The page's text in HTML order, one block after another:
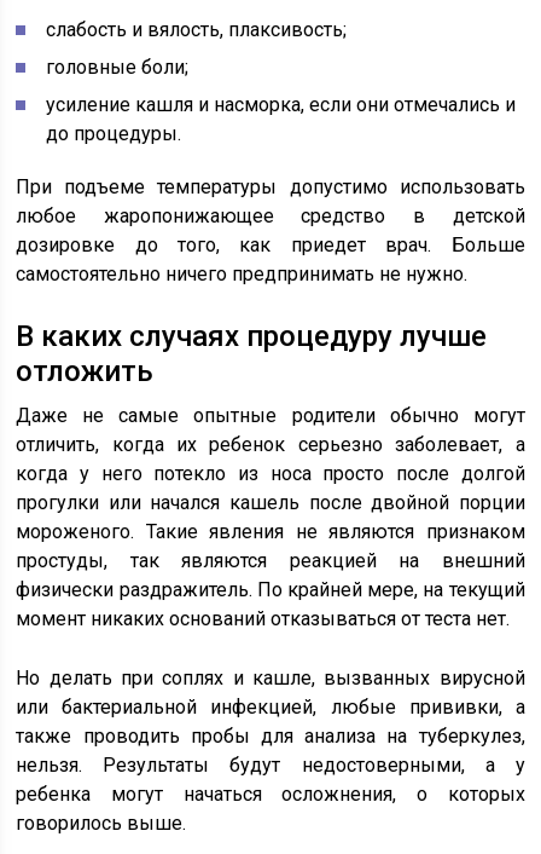
слабость и вялость, плаксивость;
головные боли;
усиление кашля и насморка, если они отмечались и
до процедуры.
При подъеме температуры допустимо использовать
любое жаропонижающее средство в детской
дозировке до того, как приедет врач. Больше
самостоятельно ничего предпринимать не нужно.
В каких случаях процедуру лучше
отложить
Даже не самые опытные родители обычно могут
отличить, когда их ребенок серьезно заболевает, а
когда у него потекло из носа просто после долгой
прогулки или начался кашель после двойной порции
мороженого. Такие явления не являются признаком
простуды, так являются реакцией на внешний
физически раздражитель. По крайней мере, на текущий
момент никаких оснований отказываться от теста нет.
Но делать при соплях и кашле, вызванных вирусной
или бактериальной инфекцией, любые прививки, а
также проводить пробы для анализа на туберкулез,
нельзя. Результаты будут недостоверными, а у
ребенка могут начаться осложнения, о которых
говорилось выше.